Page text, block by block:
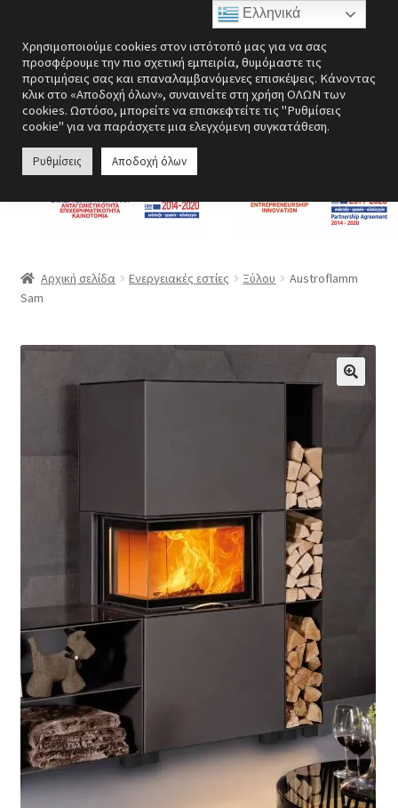
μετάβαση
στην
πλοήγηση
σε
περιεχόμενο
Ενεργειακές εστίες
υπό-
μενού
Ανεμιστήρες
Αρχική σελίδα Ενεργειακές εστίες Ξύλου
Austroflamm
Sam
Χρησιμοποιούμε cookies στον ιστότοπό μας για να σας
προσφέρουμε την πιο σχετική εμπειρία, θυμόμαστε τις
προτιμήσεις σας και επαναλαμβανόμενες επισκέψεις. Κάνοντας
κλικ στο «Αποδοχή όλων», συναινείτε στη χρήση ΟΛΩΝ των
cookies. Ωστόσο, μπορείτε να επισκεφτείτε τις "Ρυθμίσεις
cookie" για να παράσχετε μια ελεγχόμενη συγκατάθεση.
Ρυθμίσεις Αποδοχή όλων
Ελληνικά